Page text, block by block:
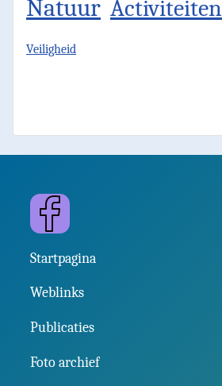
Natuur Activiteiten
Veiligheid
Facebook
Startpagina
Weblinks
Publicaties
Foto archief